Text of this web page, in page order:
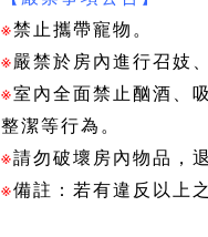
※禁止攜帶寵物。
※嚴禁於房內進行召妓
※室內全面禁止酗酒、
整潔等行為。
※請勿破壞房內物品，
※備註：若有違反以上